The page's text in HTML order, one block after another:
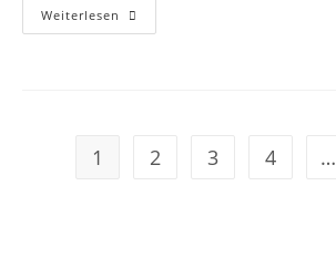
Weiterlesen
1 2 3 4 …